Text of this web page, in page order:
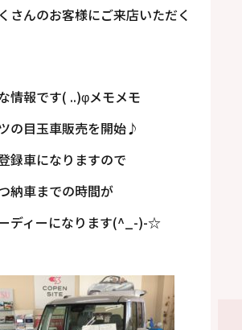
さんのお客様にご来店いただく
情報です( ..)φメモメモ
の目玉車販売を開始♪
録車になりますので
納車までの時間が
ディーになります(^_-)-☆